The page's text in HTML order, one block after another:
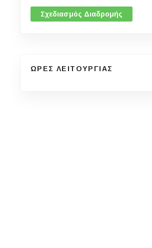
Σχεδιασμός Διαδρομής
ΩΡΕΣ ΛΕΙΤΟΥΡΓΙΑΣ